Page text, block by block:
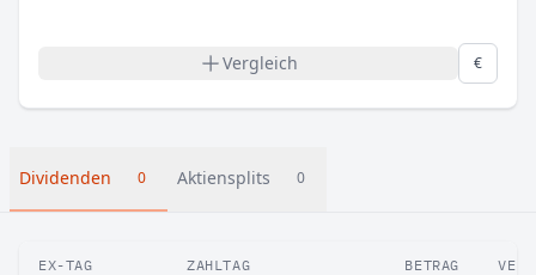
Vergleich €
Dividenden 0 Aktiensplits 0
EX-TAG ZAHLTAG BETRAG